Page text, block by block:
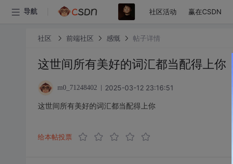
导航 社区活动 赢在CSDN
社区 前端社区 感慨 帖子详情
这世间所有美好的词汇都当配得上你
m0_71248402 2025-03-12 23:16:51
这世间所有美好的词汇都当配得上你
给本帖投票